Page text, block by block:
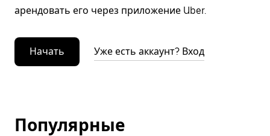
арендовать его через приложение Uber.
Начать Уже есть аккаунт? Вход
Популярные